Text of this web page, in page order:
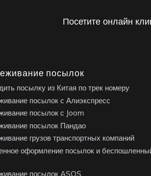
Посетите онлайн
посылок
посылку из Китая по трек номеру
посылок с Алиэкспресс
посылок с Joom
посылок Пандао
грузов транспортных компаний
оформление посылок и
посылок ASOS